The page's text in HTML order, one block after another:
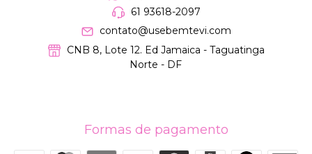
61 93618-2097
contato@usebemtevi.com
CNB 8, Lote 12. Ed Jamaica - Taguatinga
Norte - DF
Formas de pagamento